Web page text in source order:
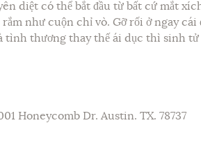
diệt có thể bắt đầu từ bất cứ mắt
như cuộn chỉ vò. Gỡ rối ở ngay cái
tình thương thay thế ái dục thì sinh tử
Honeycomb Dr. Austin. TX. 78737